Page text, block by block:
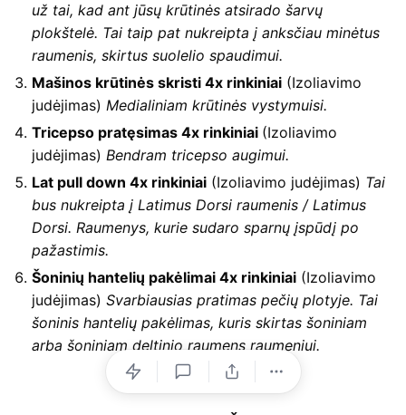
už tai, kad ant jūsų krūtinės atsirado šarvų
plokštelė. Tai taip pat nukreipta į anksčiau minėtus
raumenis, skirtus suolelio spaudimui.
Mašinos krūtinės skristi 4x rinkiniai (Izoliavimo
judėjimas) Medialiniam krūtinės vystymuisi.
Tricepso pratęsimas 4x rinkiniai (Izoliavimo
judėjimas) Bendram tricepso augimui.
Lat pull down 4x rinkiniai (Izoliavimo judėjimas) Tai
bus nukreipta į Latimus Dorsi raumenis / Latimus
Dorsi. Raumenys, kurie sudaro sparnų įspūdį po
pažastimis.
Šoninių hantelių pakėlimai 4x rinkiniai (Izoliavimo
judėjimas) Svarbiausias pratimas pečių plotyje. Tai
šoninis hantelių pakėlimas, kuris skirtas šoniniam
arba šoniniam deltinio raumens raumeniui.